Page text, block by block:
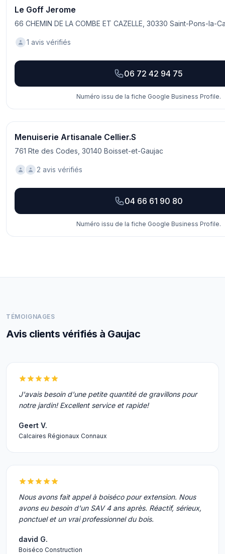
Le Goff Jerome
66 CHEMIN DE LA COMBE ET CAZELLE, 30330 Saint-Pons-la-
1 avis vérifiés
06 72 42 94 75
Numéro issu de la fiche Google Business Profile.
Menuiserie Artisanale Cellier.S
761 Rte des Codes, 30140 Boisset-et-Gaujac
2 avis vérifiés
04 66 61 90 80
Numéro issu de la fiche Google Business Profile.
TÉMOIGNAGES
Avis clients vérifiés à Gaujac
J'avais besoin d'une petite quantité de gravillons pour
notre jardin! Excellent service et rapide!
Geert V.
Calcaires Régionaux Connaux
Nous avons fait appel à boiséco pour extension. Nous
avons eu besoin d'un SAV 4 ans après. Réactif, sérieux,
ponctuel et un vrai professionnel du bois.
david G.
Boiséco Construction